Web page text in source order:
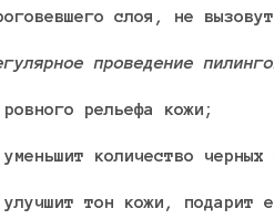
слоя, не
проведение
рельефа кожи;
количество черных
тон кожи, подарит